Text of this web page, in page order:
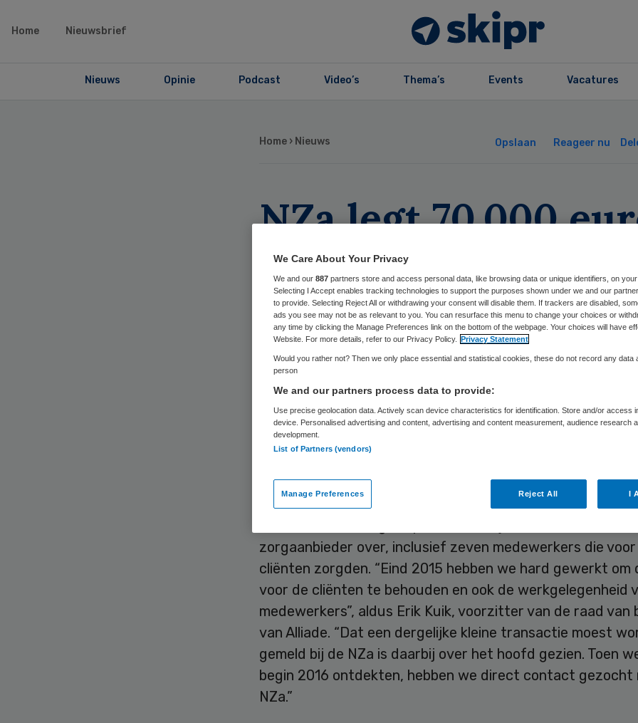
Home Nieuwsbrief
Nieuws Opinie Podcast Video’s Thema’s Events Vacatures
Home › Nieuws Opslaan Reageer nu
NZa legt 70.000
boete op aan
Zorgkompas
Skipr Redactie 14 december 2017,09:15 74 keer gelezen
De Nederlandse Zorgautoriteit (NZa) legt Zorgkompas BV
boete van 70.000 euro op omdat deze een fusie niet op tijd
boete “onrechtvaardig en onevenredig hoog” noemt.
zorgaanbieder over, inclusief zeven medewerkers die
cliënten zorgden. “Eind 2015 hebben we hard gewerkt om
voor de cliënten te behouden en ook de werkgelegenheid
medewerkers”, aldus Erik Kuik, voorzitter van de raad van
van Alliade. “Dat een dergelijke kleine transactie moest
gemeld bij de NZa is daarbij over het hoofd gezien. Toen
begin 2016 ontdekten, hebben we direct contact gezocht
NZa.”
We Care About Your Privacy
We and our 887 partners store and access personal data, like browsing data or unique identifiers, on your
Selecting I Accept enables tracking technologies to support the purposes shown under we and our
to provide. Selecting Reject All or withdrawing your consent will disable them. If trackers are disabled,
ads you see may not be as relevant to you. You can resurface this menu to change your choices or
any time by clicking the Manage Preferences link on the bottom of the webpage. Your choices will have
Website. For more details, refer to our Privacy Policy.
Privacy Statement
Would you rather not? Then we only place essential and statistical cookies, these do not record any data
person
We and our partners process data to provide:
Use precise geolocation data. Actively scan device characteristics for identification. Store and/or access
device. Personalised advertising and content, advertising and content measurement, audience research
development.
List of Partners (vendors)
Manage Preferences Reject All I